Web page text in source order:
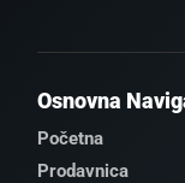
Osnovna
Početna
Prodavnica